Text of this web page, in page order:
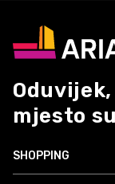
mjesto
SHOPPING